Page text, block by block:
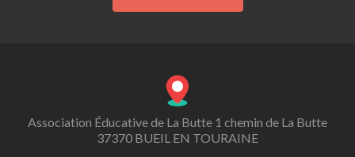
Association Éducative de La Butte 1 chemin de La Butte
37370 BUEIL EN TOURAINE